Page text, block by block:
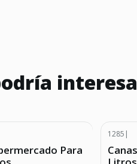
Para
1285 |